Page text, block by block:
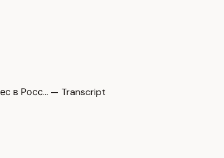
в Росс… — Transcript